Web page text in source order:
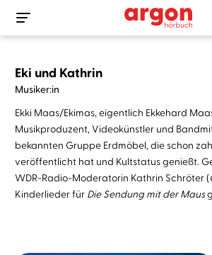
Eki und Kathrin
Musiker:in
Ekki Maas/Ekimas, eigentlich Ekkehard
Musikproduzent, Videokünstler und
bekannten Gruppe Erdmöbel, die schon
veröffentlicht hat und Kultstatus genießt.
WDR-Radio-Moderatorin Kathrin Schröter (
Kinderlieder für Die Sendung mit der Maus